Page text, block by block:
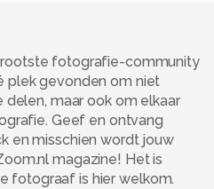
fotografie-community
plek gevonden om niet
maar ook om elkaar
Geef en ontvang
en misschien wordt jouw
magazine! Het is
fotograaf is hier welkom.